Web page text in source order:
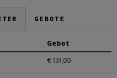
GEBOTE
Gebot
€ 131,00